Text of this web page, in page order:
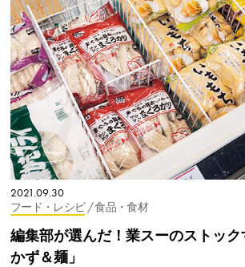
2021.09.30
フード・レシピ / 食品・食材
編集部が選んだ！業スーのストッ
かず＆麺」